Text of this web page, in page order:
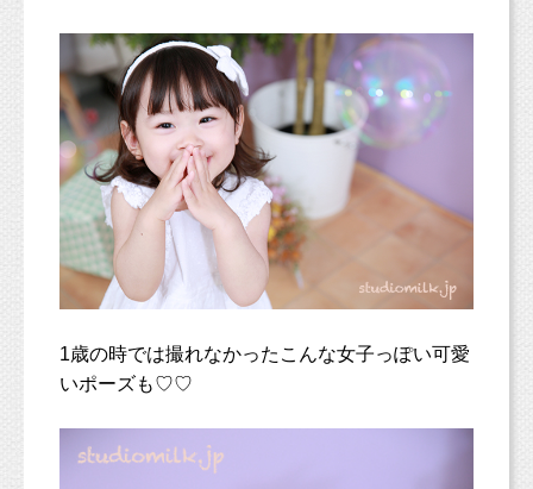
1歳の時では撮れなかったこんな女子っぽい可愛
いポーズも♡♡